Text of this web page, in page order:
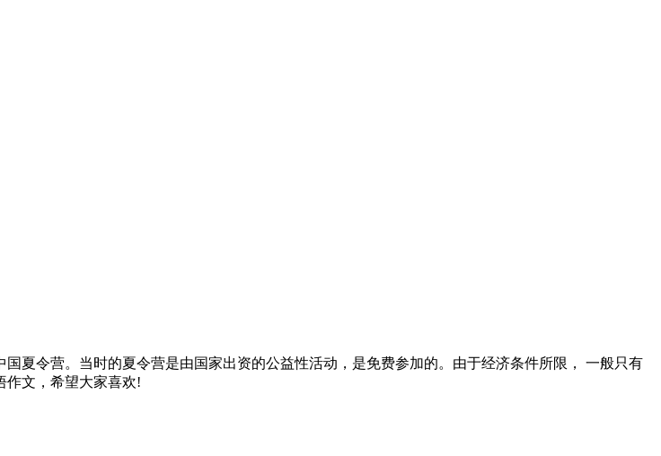
夏令营。当时的夏令营是由国家出资的公益性活动，是免费参加的。由于经济条件所限， 一般只有
作文，希望大家喜欢!